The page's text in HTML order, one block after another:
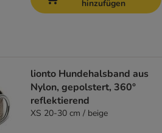
hinzufügen
lionto Hundehalsband aus
Nylon, gepolstert, 360°
reflektierend
XS 20-30 cm / beige